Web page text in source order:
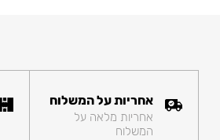
אחריות על המשלוח
אחריות מלאה על
המשלוח